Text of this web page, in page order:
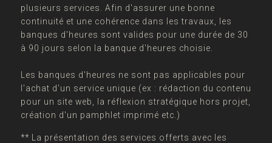
plusieurs services. Afin d'assurer une bonne
continuité et une cohérence dans les travaux, les
banques d'heures sont valides pour une durée de 30
à 90 jours selon la banque d'heures choisie.
Les banques d'heures ne sont pas applicables pour
l'achat d'un service unique (ex : rédaction du contenu
pour un site web, la réflexion stratégique hors projet,
création d'un pamphlet imprimé etc.)
** La présentation des services offerts avec les